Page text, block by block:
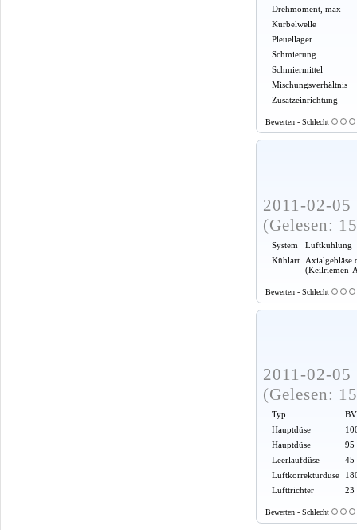
Drehmoment, max
Kurbelwelle
Pleuellager
Schmierung
Schmiermittel
Mischungsverhältnis
Zusatzeinrichtung
Bewerten - Schlecht
2011-02-
(Gelesen:
System
Luftkühlung
Kühlart
Axialgebläse
(Keilriemen-
Bewerten - Schlecht
2011-02-
(Gelesen:
Typ
Hauptdüse
Hauptdüse
95
Leerlaufdüse
45
Luftkorrekturdüse
Lufttrichter
23
Bewerten - Schlecht